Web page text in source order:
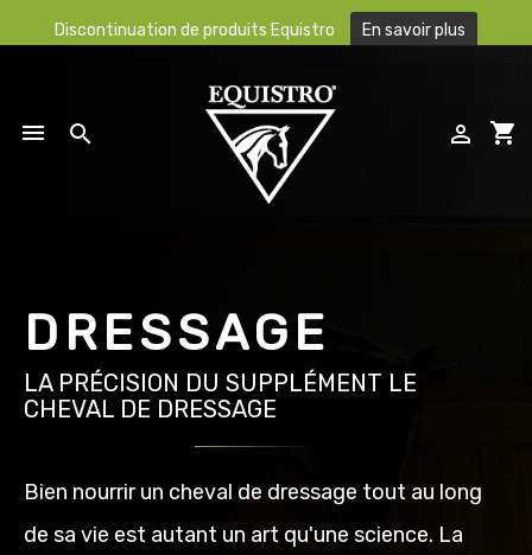
Discontinuation de produits Equistro En savoir plus
  shopping_cart

DRESSAGE
LA PRÉCISION DU SUPPLÉMENT LE
CHEVAL DE DRESSAGE
Bien nourrir un cheval de dressage tout au long
de sa vie est autant un art qu'une science. La